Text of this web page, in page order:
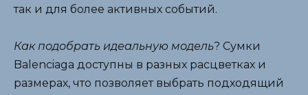
так и для более активных событий.
Как подобрать идеальную модель? Сумки
Balenciaga доступны в разных расцветках и
размерах, что позволяет выбрать подходящий